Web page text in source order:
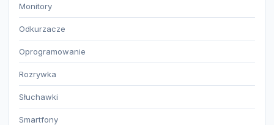
Monitory
Odkurzacze
Oprogramowanie
Rozrywka
Słuchawki
Smartfony